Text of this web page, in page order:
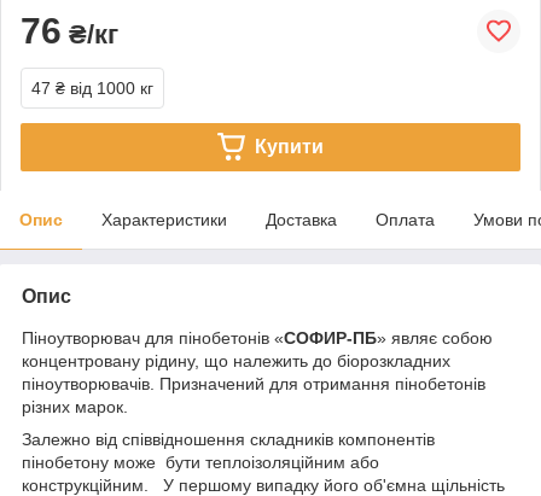
76 ₴/кг
47 ₴ від 1000 кг
Купити
Опис Характеристики Доставка Оплата Умови
Опис
Піноутворювач для пінобетонів «СОФИР-ПБ» являє собою
концентровану рідину, що належить до біорозкладних
піноутворювачів. Призначений для отримання пінобетонів
різних марок.
Залежно від співвідношення складників компонентів
пінобетону може бути теплоізоляційним або
конструкційним. У першому випадку його об'ємна щільність